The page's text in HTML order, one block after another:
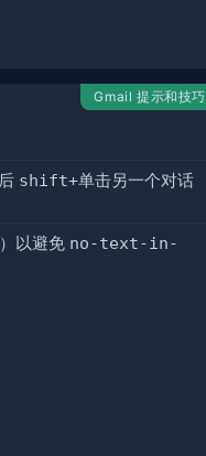
Gmail 提示和技巧
shift+单击另一个对话
以避免 no-text-in-